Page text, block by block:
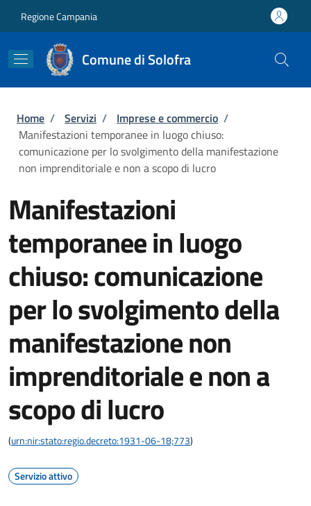
Regione Campania
Comune di Solofra
Briciole di pane
Home / Servizi / Imprese e commercio /
Manifestazioni temporanee in luogo chiuso:
comunicazione per lo svolgimento della manifestazione
non imprenditoriale e non a scopo di lucro
Manifestazioni
temporanee in luogo
chiuso: comunicazione
per lo svolgimento della
manifestazione non
imprenditoriale e non a
scopo di lucro
(urn:nir:stato:regio.decreto:1931-06-18;773)
Servizio attivo